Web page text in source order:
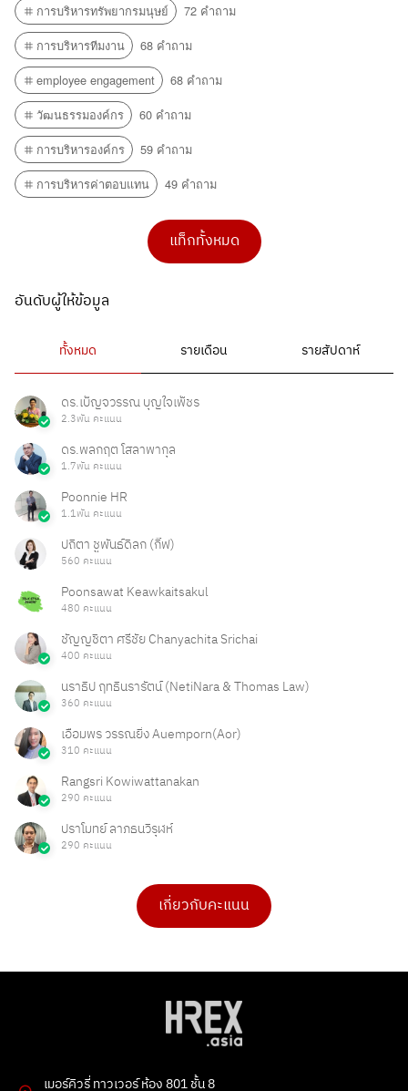
การบริหารทรัพยากรมนุษย์
72 คำถาม
การบริหารทีมงาน
68 คำถาม
employee engagement
68 คำถาม
วัฒนธรรมองค์กร
60 คำถาม
การบริหารองค์กร
59 คำถาม
การบริหารค่าตอบแทน
49 คำถาม
แท็กทั้งหมด
อันดับผู้ให้ข้อมูล
ทั้งหมด รายเดือน รายสัปดาห์
ดร.เบ็ญจวรรณ บุญใจเพ็ชร
2.3พัน คะแนน
ดร.พลกฤต โสลาพากุล
1.7พัน คะแนน
Poonnie HR
1.1พัน คะแนน
ปถิตา ชูพันธ์ดิลก (กิ๊ฟ)
560 คะแนน
Poonsawat Keawkaitsakul
480 คะแนน
ชัญญชิตา ศรีชัย Chanyachita Srichai
400 คะแนน
นราธิป ฤทธินรารัตน์ (NetiNara & Thomas Law)
360 คะแนน
เอื้อมพร วรรณยิ่ง Auemporn(Aor)
310 คะแนน
Rangsri Kowiwattanakan
290 คะแนน
ปราโมทย์ ลาภธนวิรุฬห์
290 คะแนน
ดร.เบ็ญจวรรณ บุญใจเพ็ชร
3 คะแนน
1 คะแนน
Tarmporn Masphimol
เกี่ยวกับคะแนน
เมอร์คิวรี่ ทาวเวอร์ ห้อง 801 ชั้น 8